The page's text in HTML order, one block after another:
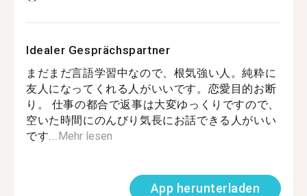
Idealer Gesprächspartner
まだまだ言語学習中なので、根気強い人。純粋に
友人になってくれる人がいいです。恋愛目的お断
り。 仕事の都合で返事は大変ゆっくりですので、
空いた時間にのんびり気長にお話できる人がいい
です...Mehr lesen
App herunterladen